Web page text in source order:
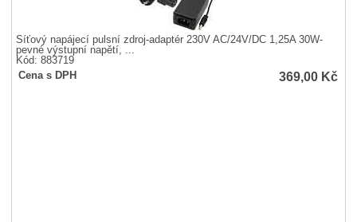
Síťový napájecí pulsní zdroj-adaptér 230V AC/24V/DC 1,25A 30W-
pevné výstupní napětí, ...
Kód: 883719
Cena s DPH
369,00 Kč